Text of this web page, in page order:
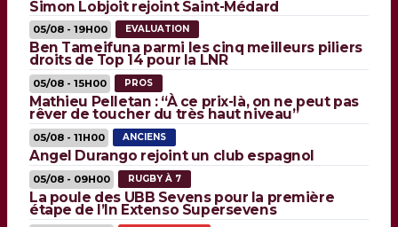
Simon Lobjoit rejoint Saint-Médard
05/08 - 19H00 EVALUATION
Ben Tameifuna parmi les cinq meilleurs piliers
droits de Top 14 pour la LNR
05/08 - 15H00 PROS
Mathieu Pelletan : “À ce prix-là, on ne peut pas
rêver de toucher du très haut niveau”
05/08 - 11H00 ANCIENS
Angel Durango rejoint un club espagnol
05/08 - 09H00 RUGBY À 7
La poule des UBB Sevens pour la première
étape de l’In Extenso Supersevens